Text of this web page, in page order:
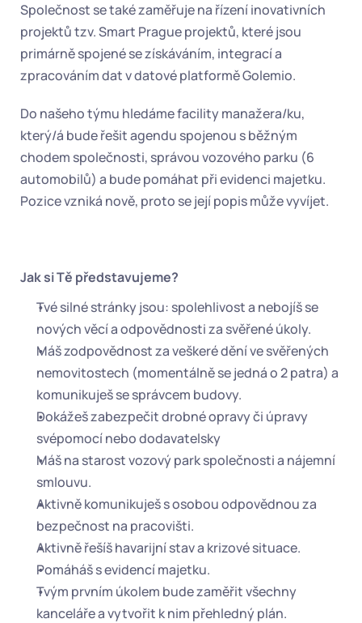
Společnost se také zaměřuje na řízení inovativních
projektů tzv. Smart Prague projektů, které jsou
primárně spojené se získáváním, integrací a
zpracováním dat v datové platformě Golemio.
Do našeho týmu hledáme facility manažera/ku,
který/á bude řešit agendu spojenou s běžným
chodem společnosti, správou vozového parku (6
automobilů) a bude pomáhat při evidenci majetku.
Pozice vzniká nově, proto se její popis může vyvíjet.
Jak si Tě představujeme?
Tvé silné stránky jsou: spolehlivost a nebojíš se
nových věcí a odpovědnosti za svěřené úkoly.
Máš zodpovědnost za veškeré dění ve svěřených
nemovitostech (momentálně se jedná o 2 patra) a
komunikuješ se správcem budovy.
Dokážeš zabezpečit drobné opravy či úpravy
svépomocí nebo dodavatelsky
Máš na starost vozový park společnosti a nájemní
smlouvu.
Aktivně komunikuješ s osobou odpovědnou za
bezpečnost na pracovišti.
Aktivně řešíš havarijní stav a krizové situace.
Pomáháš s evidencí majetku.
Tvým prvním úkolem bude zaměřit všechny
kanceláře a vytvořit k nim přehledný plán.